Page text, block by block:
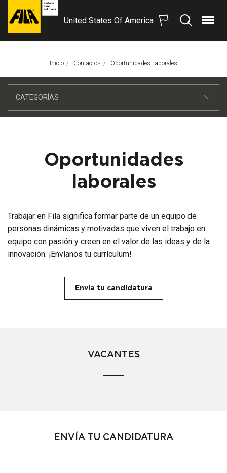
FILA
SB
United States Of America
BuscarMenú
Inicio Contactos Página Actual:
Oportunidades Laborales
CATEGORÍAS
Oportunidades
laborales
Trabajar en Fila significa formar parte de un equipo de
personas dinámicas y motivadas que viven el trabajo en
equipo con pasión y creen en el valor de las ideas y de la
innovación. ¡Envíanos tu currículum!
Envía tu candidatura
VACANTES
ENVÍA TU CANDIDATURA